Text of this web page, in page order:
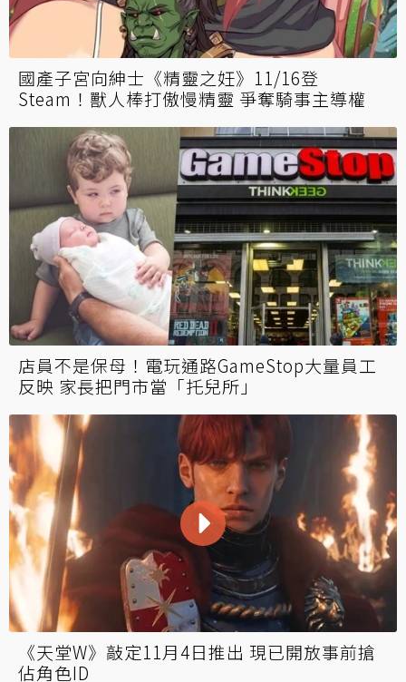
國產子宮向紳士《精靈之妊》11/16登
Steam！獸人棒打傲慢精靈 爭奪騎事主導權
店員不是保母！電玩通路GameStop大量員工
反映 家長把門市當「托兒所」
《天堂W》敲定11月4日推出 現已開放事前搶
佔角色ID